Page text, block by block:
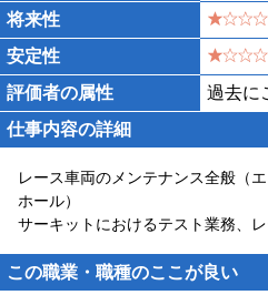
将来性
安定性
評価者の属性
過去に
仕事内容の詳細
レース車両のメンテナンス全般（
ホール）
サーキットにおけるテスト業務、レ
この職業・職種のここが良い